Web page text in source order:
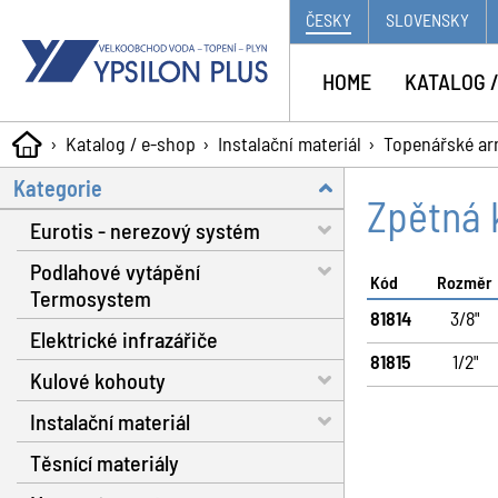
Katalog / e-shop Instalační materiál Topenářské
Zpětná
Kód Rozměr
81814 3/8"
81815
1/2"
Kategorie
Eurotis - nerezový systém
Trubky - voda, plyn, solár
Matice a těsnění
Fitinky s dosedací plochou
Nářadí
Plynové hadice
Příslušenství
Podlahové vytápění
Termosystem
Trubky
Dilatační pásy
Fixační spony
Systémové izolační desky
Elektrické infrazářiče
Kulové kohouty
Voda RB do 130 °C
Voda RB do 160 °C
Instalační materiál
Separátor nečistot
Těsnící materiály
ČESKY SLOVENSKY
HOME KATALOG